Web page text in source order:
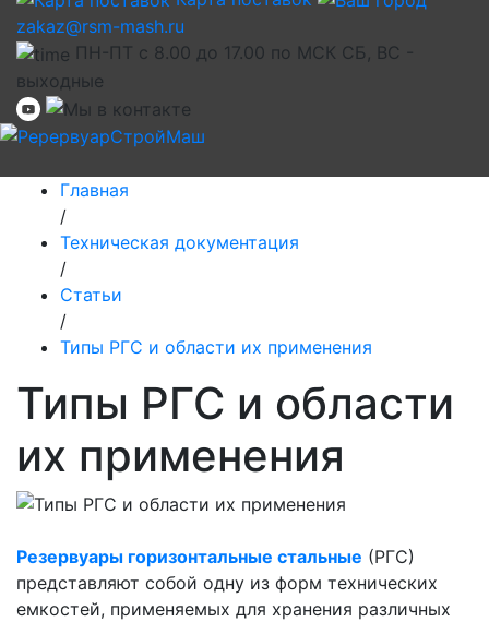
zakaz@rsm-mash.ru
ПН-ПТ с 8.00 до 17.00 по МСК СБ, ВС -
выходные
Главная
/
Техническая документация
/
Статьи
/
Типы РГС и области их применения
Типы РГС и области
их применения
Резервуары горизонтальные стальные (РГС)
представляют собой одну из форм технических
емкостей, применяемых для хранения различных